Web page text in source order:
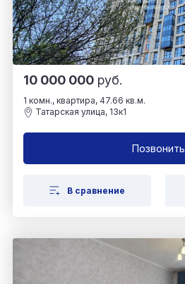
10 000 000 руб.
1 комн., квартира, 47.66 кв.м.
Татарская улица, 13к1
Позвонить
В сравнение